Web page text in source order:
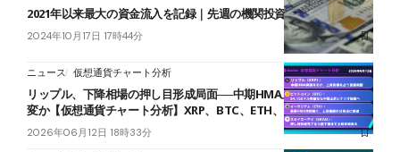
2021年以来最大の資金流入を記録｜先週の機関投資家の動き
2024年10月17日 17時44分
ニュース 仮想通貨チャート分析
リップル、下降相場の押し目形成局面──中期HMA上抜けで地合い一
変か【仮想通貨チャート分析】XRP、BTC、ETH、SKYAI
2026年06月12日 18時33分